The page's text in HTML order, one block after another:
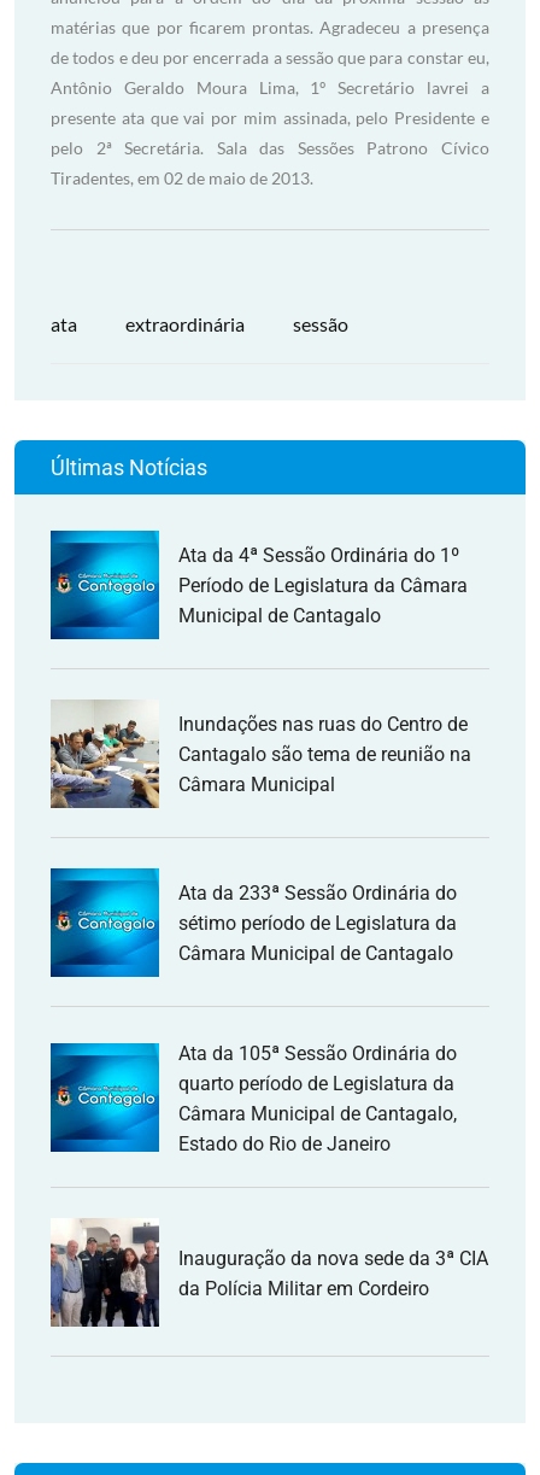
ata extraordinária sessão
Últimas Notícias
Ata da 4ª Sessão Ordinária do 1º
Período de Legislatura da Câmara
Municipal de Cantagalo
Inundações nas ruas do Centro de
Cantagalo são tema de reunião na
Câmara Municipal
Ata da 233ª Sessão Ordinária do
sétimo período de Legislatura da
Câmara Municipal de Cantagalo
Ata da 105ª Sessão Ordinária do
quarto período de Legislatura da
Câmara Municipal de Cantagalo,
Estado do Rio de Janeiro
Inauguração da nova sede da 3ª CIA
da Polícia Militar em Cordeiro